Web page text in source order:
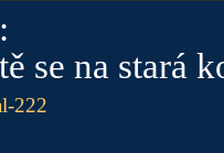
se na stará
222